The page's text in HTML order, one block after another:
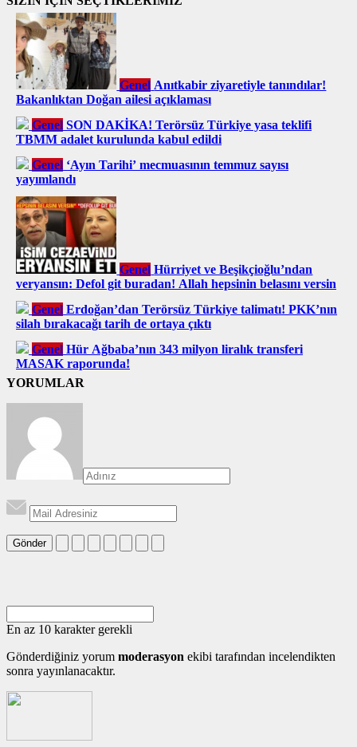
Genel Anıtkabir ziyaretiyle tanındılar!
Bakanlıktan Doğan ailesi açıklaması
Genel SON DAKİKA! Terörsüz Türkiye yasa teklifi
TBMM adalet kurulunda kabul edildi
Genel ‘Ayın Tarihi’ mecmuasının temmuz sayısı
yayımlandı
Genel Hürriyet ve Beşikçioğlu’ndan
veryansın: Defol git buradan! Allah hepsinin belasını versin
Genel Erdoğan’dan Terörsüz Türkiye talimatı! PKK’nın
silah bırakacağı tarih de ortaya çıktı
Genel Hür Ağbaba’nın 343 milyon liralık transferi
MASAK raporunda!
YORUMLAR
Gönder
En az 10 karakter gerekli
Gönderdiğiniz yorum moderasyon ekibi tarafından incelendikten
sonra yayınlanacaktır.